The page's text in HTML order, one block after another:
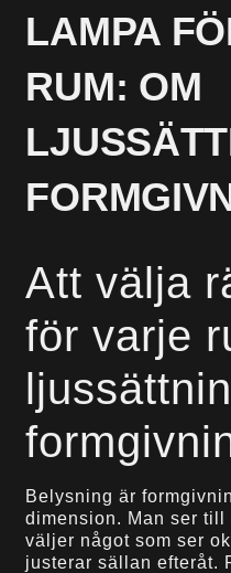
LAMPA
RUM: OM
Att välja
för varje
Belysning är
dimension. Man ser till
väljer något som ser
justerar sällan efteråt.